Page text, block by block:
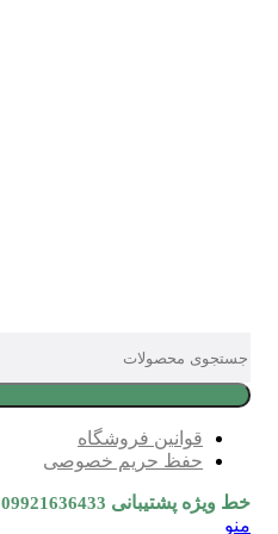
قوانین فروشگاه
حفظ حریم خصوصی
خط ویژه پشتیبانی 09921636433
منو